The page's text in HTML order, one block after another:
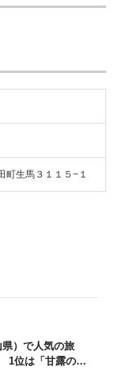
生馬３１１５−１
県）で人気の旅
1位は「甘露の湯